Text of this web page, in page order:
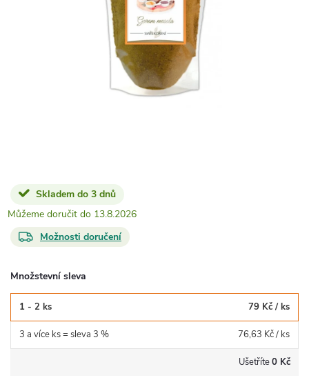
Skladem do 3 dnů
13.8.2026
Možnosti doručení
Množstevní sleva
1 - 2 ks 79 Kč / ks
3 a více ks = sleva 3 % 76,63 Kč/ ks
Ušetříte0 Kč